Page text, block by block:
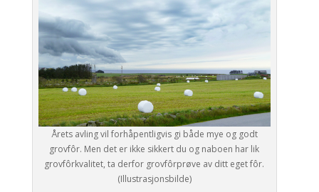
Årets avling vil forhåpentligvis gi både mye og godt
grovfôr. Men det er ikke sikkert du og naboen har lik
grovfôrkvalitet, ta derfor grovfôrprøve av ditt eget fôr.
(Illustrasjonsbilde)